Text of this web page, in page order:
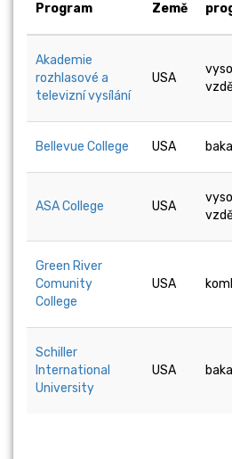
Program Země
Akademie
rozhlasové a
televizní vysílání
USA
Bellevue College USA
ASA College USA
Green River
Comunity
College
USA
Schiller
International
University
USA